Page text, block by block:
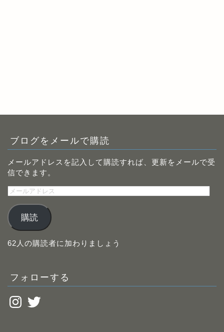
ブログをメールで購読
メールアドレスを記入して購読すれば、更新をメールで受
信できます。
メ
ル
ア
ド
レ
購読
62人の購読者に加わりましょう
フォローする
Instagram
Twitter